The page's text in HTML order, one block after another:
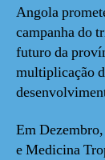
Angola
campanha do
futuro da
multiplicação
Em
e Medicina